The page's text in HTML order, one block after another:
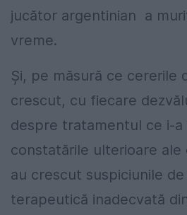
jucător argentinian a
vreme.
Și, pe măsură ce cererile
crescut, cu fiecare
despre tratamentul ce i-
constatările ulterioare ale
au crescut suspiciunile
terapeutică inadecvată